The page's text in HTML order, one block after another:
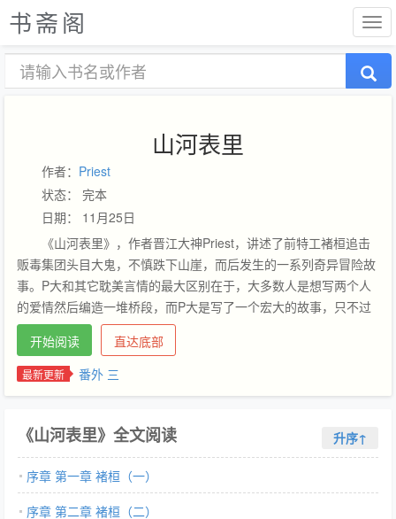
书斋阁
山河表里
作者： Priest
状态： 完本
日期： 11月25日
《山河表里》，作者晋江大神Priest，讲述了前特工褚桓追击
贩毒集团头目大鬼，不慎跌下山崖，而后发生的一系列奇异冒险故
事。P大和其它耽美言情的最大区别在于，大多数人是想写两个人
的爱情然后编造一堆桥段，而P大是写了一个宏大的故事，只不过
里面有两个人谈了一段恋爱。…
开始阅读 直达底部
最新更新 番外 三
《山河表里》全文阅读 升序↑
序章 第一章 褚桓（一）
序章 第二章 褚桓（二）